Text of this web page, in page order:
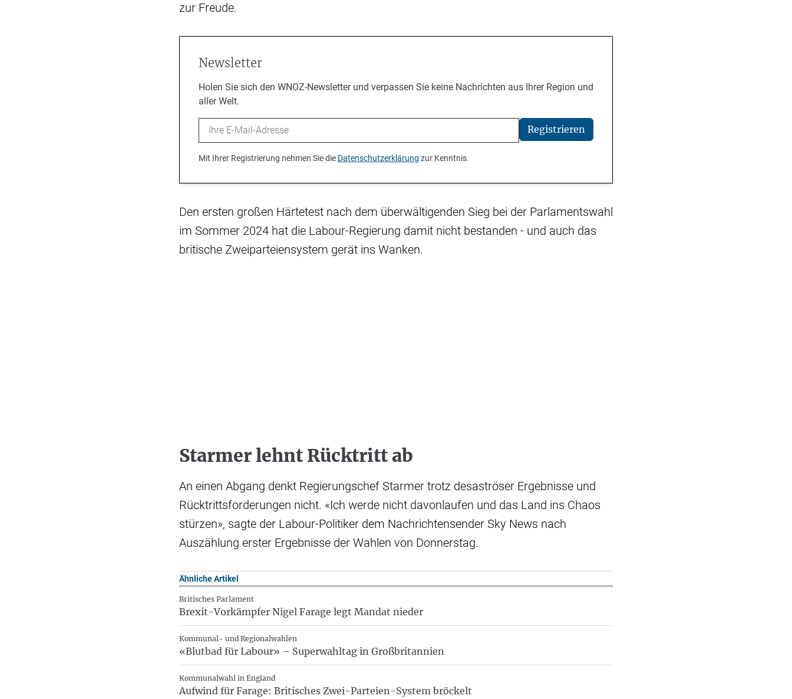
zur Freude.
Newsletter
Holen Sie sich den WNOZ-Newsletter und verpassen Sie keine Nachrichten aus Ihrer Region und
aller Welt.
Email Registrieren
Mit Ihrer Registrierung nehmen Sie die Datenschutzerklärung zur Kenntnis.
Den ersten großen Härtetest nach dem überwältigenden Sieg bei der Parlamentswahl
im Sommer 2024 hat die Labour-Regierung damit nicht bestanden - und auch das
britische Zweiparteiensystem gerät ins Wanken.
Starmer lehnt Rücktritt ab
An einen Abgang denkt Regierungschef Starmer trotz desaströser Ergebnisse und
Rücktrittsforderungen nicht. «Ich werde nicht davonlaufen und das Land ins Chaos
stürzen», sagte der Labour-Politiker dem Nachrichtensender Sky News nach
Auszählung erster Ergebnisse der Wahlen von Donnerstag.
Ähnliche Artikel
Britisches Parlament
Brexit-Vorkämpfer Nigel Farage legt Mandat nieder
Kommunal- und Regionalwahlen
«Blutbad für Labour» – Superwahltag in Großbritannien
Kommunalwahl in England
Aufwind für Farage: Britisches Zwei-Parteien-System bröckelt